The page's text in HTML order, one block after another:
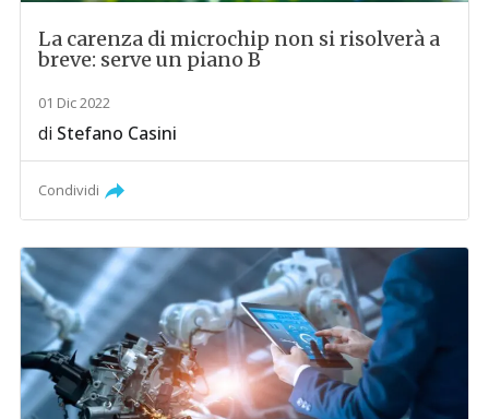
La carenza di microchip non si risolverà a
breve: serve un piano B
01 Dic 2022
di Stefano Casini
Condividi